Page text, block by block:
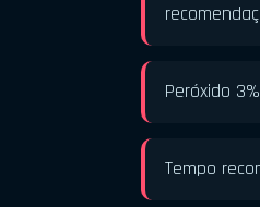
Peróxido
Tempo